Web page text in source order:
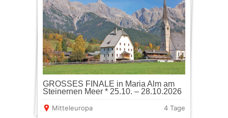
GROSSES FINALE in Maria Alm am
Steinernen Meer * 25.10. – 28.10.2026
Mitteleuropa 4 Tage